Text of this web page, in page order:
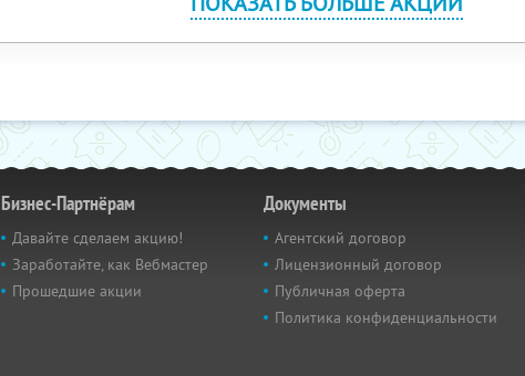
Бизнес-Партнёрам
Давайте сделаем акцию!
Заработайте, как Вебмастер
Прошедшие акции
Документы
Агентский договор
Лицензионный договор
Публичная оферта
Политика конфиденциальности